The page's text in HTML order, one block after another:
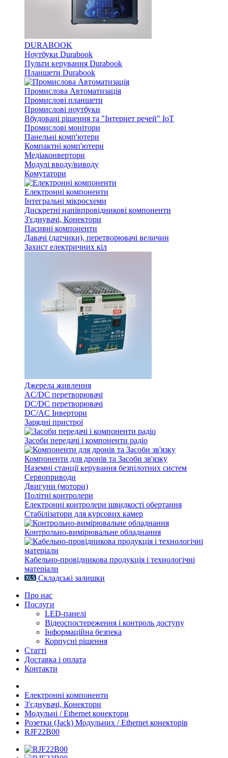
DURABOOK
Ноутбуки Durabook
Пульти керування Durabook
Планшети Durabook
Промислова Автоматизація
Промислові планшети
Промислові ноутбуки
Вбудовані рішення та "Інтернет речей" IoT
Промислові монітори
Панельні комп'ютери
Компактні комп'ютери
Медіаконвертори
Модулі вводу/виводу
Комутатори
Електронні компоненти
Інтегральні мікросхеми
Дискретні напівпровідникові компоненти
З'єднувачі, Конектори
Пасивні компоненти
Давачі (датчики), перетворювачі величин
Захист електричних кіл
Джерела живлення
AC/DC перетворювачі
DC/DC перетворювачі
DC/AC Інвертори
Зарядні пристрої
Засоби передачі і компоненти радіо
Компоненти для дронів та Засоби зв'язку
Наземні станції керування безпілотних систем
Сервоприводи
Двигуни (мотори)
Політні контролери
Електронні контролери швидкості обертання
Стабілізатори для курсових камер
Контрольно-вимірювальне обладнання
Кабельно-провідникова продукція і технологічні
матеріали
Складські залишки
Про нас
Послуги
LED-панелі
Відеоспостереження і контроль доступу
Інформаційна безпека
Корпусні рішення
Статті
Доставка і оплата
Контакти
Електронні компоненти
З'єднувачі, Конектори
Модульні / Ethernet конектори
Розетки (Jack) Модульних / Ethernet конекторів
RJF22B00